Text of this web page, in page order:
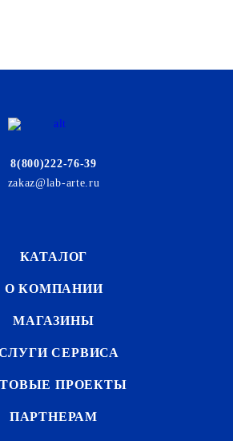
8(800)222-76-39
zakaz@lab-arte.ru
КАТАЛОГ
О КОМПАНИИ
МАГАЗИНЫ
СЕРВИСА
ПРОЕКТЫ
ПАРТНЕРАМ